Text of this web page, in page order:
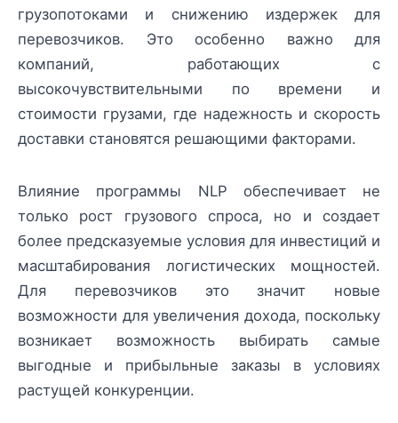
грузопотоками и снижению издержек для
перевозчиков. Это особенно важно для
компаний, работающих с
высокочувствительными по времени и
стоимости грузами, где надежность и скорость
доставки становятся решающими факторами.
Влияние программы NLP обеспечивает не
только рост грузового спроса, но и создает
более предсказуемые условия для инвестиций и
масштабирования логистических мощностей.
Для перевозчиков это значит новые
возможности для увеличения дохода, поскольку
возникает возможность выбирать самые
выгодные и прибыльные заказы в условиях
растущей конкуренции.